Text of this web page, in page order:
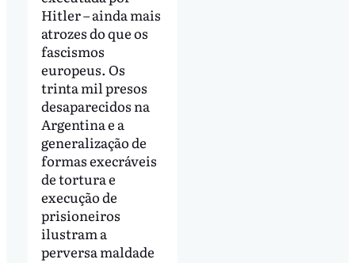
Hitler – ainda mais
atrozes do que os
fascismos
europeus. Os
trinta mil presos
desaparecidos na
Argentina e a
generalização de
formas execráveis
de tortura e
execução de
prisioneiros
ilustram a
perversa maldade